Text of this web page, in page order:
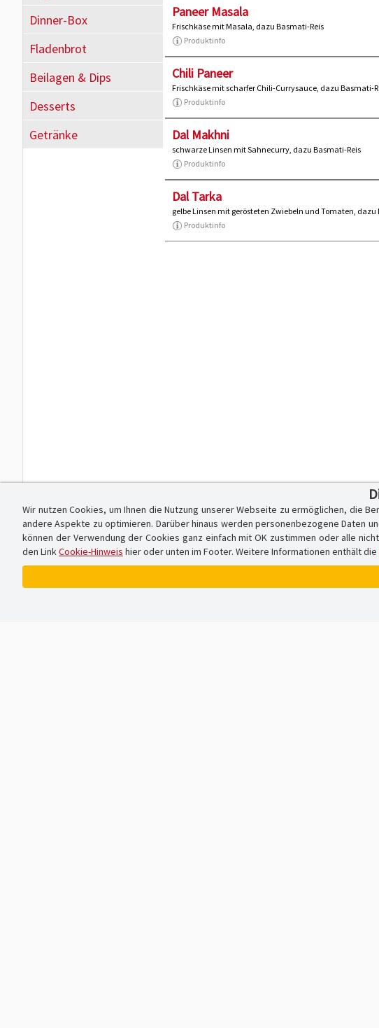
Dinner-Box
Fladenbrot
Beilagen & Dips
Desserts
Getränke
Paneer Masala
Frischkäse mit Masala, dazu Basmati-Reis
Produktinfo
Chili Paneer
Frischkäse mit scharfer Chili-Currysauce, dazu Basmati-
Produktinfo
Dal Makhni
schwarze Linsen mit Sahnecurry, dazu Basmati-Reis
Produktinfo
Dal Tarka
gelbe Linsen mit gerösteten Zwiebeln und Tomaten, dazu
Produktinfo
Wir nutzen Cookies, um Ihnen die Nutzung unserer Webseite zu ermöglichen, die
andere Aspekte zu optimieren. Darüber hinaus werden personenbezogene Daten
können der Verwendung der Cookies ganz einfach mit OK zustimmen oder alle
den LinkCookie-Hinweis hier oder unten im Footer. Weitere Informationen enthält die